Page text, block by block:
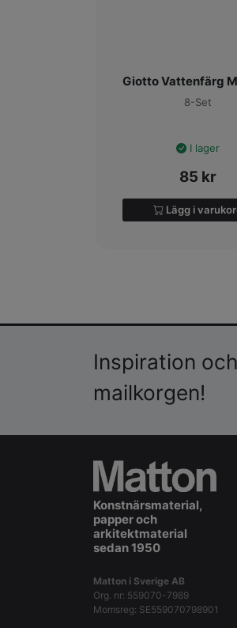
Giotto Vattenfärg
8-Set
I lager
85 kr
Lägg i
Inspiration
mailkorgen!
Konstnärsmaterial,
papper och
arkitektmaterial
sedan 1950
Matton i Sverige AB
Org. nr: 559070-7989
Momsreg: SE559070798901